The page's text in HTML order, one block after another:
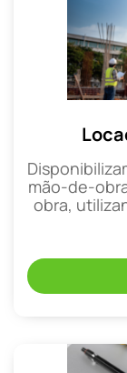
mão-de-
obra,